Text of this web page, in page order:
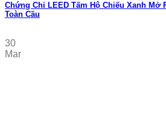
Chứng Chỉ LEED Tấm Hộ Chiếu Xanh Mở
Toàn Cầu
30
Mar